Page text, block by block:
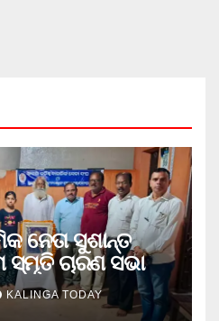
ନେତା ସୁଶାନ୍ତ
ସ୍ମୃତି ଚାରଣ ସଭା
KALINGA TODAY